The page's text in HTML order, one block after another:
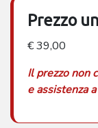
Prezzo
€ 39,00
Il prezzo non
e assistenza